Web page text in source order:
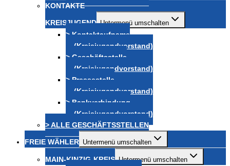
KONTAKTE
KREISJUGEND Untermenü umschalten
> Kontaktaufname
(Kreisjugendvorstand)
> Geschäftsstelle
(Kreisjugendvorstand)
> Pressestelle
(Kreisjugendvorstand)
> Bankverbindung
(Kreisjugendvorstand)
> ALLE GESCHÄFTSSTELLEN
FREIE WÄHLER Untermenü umschalten
MAIN-KINZIG-KREIS Untermenü umschalten